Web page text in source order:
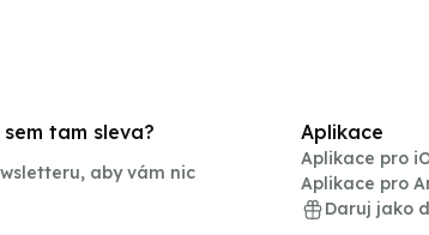
tam sleva?
aby vám nic
Aplikace
Aplikace pro
Aplikace pro
Daruj jako